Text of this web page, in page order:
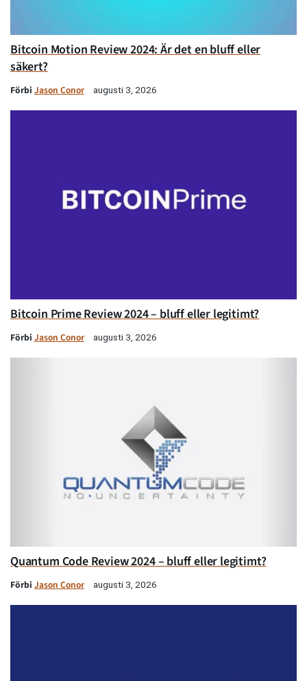
Bitcoin Motion Review 2024: Är det en bluff eller
säkert?
Förbi Jason Conor augusti 3, 2026
Bitcoin Prime Review 2024 – bluff eller legitimt?
Förbi Jason Conor augusti 3, 2026
Quantum Code Review 2024 – bluff eller legitimt?
Förbi Jason Conor augusti 3, 2026